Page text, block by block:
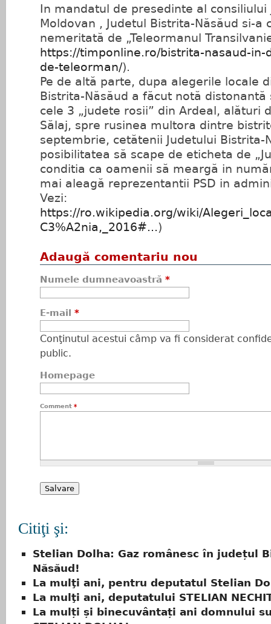
In mandatul de presedinte al
Moldovan , Judetul Bistrita-Năsăud si-a
nemeritată de „Teleormanul
https://timponline.ro/bistrita-nasaud-
de-teleorman/).
Pe de altă parte, dupa alegerile locale
Bistrita-Năsăud a făcut notă
cele 3 „judete rosii” din Ardeal, alături
Sălaj, spre rusinea multora dintre
septembrie, cetătenii Judetului Bistrita-
posibilitatea să scape de eticheta de
conditia ca oamenii să meargă in
mai aleagă reprezentantii PSD in
Vezi:
https://ro.wikipedia.org/wiki/
C3%A2nia,_2016#...)
Adaugă comentariu nou
Numele dumneavoastră *
E-mail *
Conţinutul acestui câmp va fi considerat
public.
Homepage
Comment *
Citiţi şi:
Stelian Dolha: Gaz românesc în județul
Năsăud!
La mulţi ani, pentru deputatul Stelian
La mulţi ani, deputatului STELIAN
La mulți și binecuvântați ani domnului